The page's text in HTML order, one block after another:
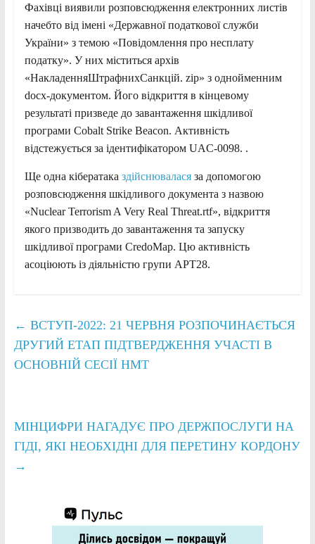
Фахівці виявили розповсюдження електронних листів
начебто від імені «Державної податкової служби
України» з темою «Повідомлення про несплату
податку». У них міститься архів
«НакладенняШтрафнихСанкцiй. zip» з однойменним
docx-документом. Його відкриття в кінцевому
результаті призведе до завантаження шкідливої
програми Cobalt Strike Beacon. Активність
відстежується за ідентифікатором UAC-0098. .
Ще одна кібератака здійснюваласяза допомогою
розповсюдження шкідливого документа з назвою
«Nuclear Terrorism A Very Real Threat.rtf», відкриття
якого призводить до завантаження та запуску
шкідливої програми CredoMap. Цю активність
асоціюють із діяльністю групи APT28.
← ВСТУП-2022: 21 ЧЕРВНЯ РОЗПОЧИНАЄТЬСЯ
ДРУГИЙ ЕТАП ПІДТВЕРДЖЕННЯ УЧАСТІ В
ОСНОВНІЙ СЕСІЇ НМТ
МІНЦИФРИ НАГАДУЄ ПРО ДЕРЖПОСЛУГИ НА
ГІДІ, ЯКІ НЕОБХІДНІ ДЛЯ ПЕРЕТИНУ КОРДОНУ
→